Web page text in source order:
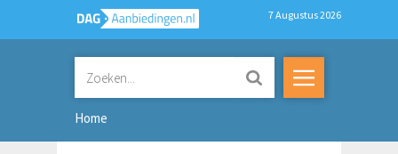
7 Augustus 2026
Home